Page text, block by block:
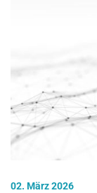
02. März 2026